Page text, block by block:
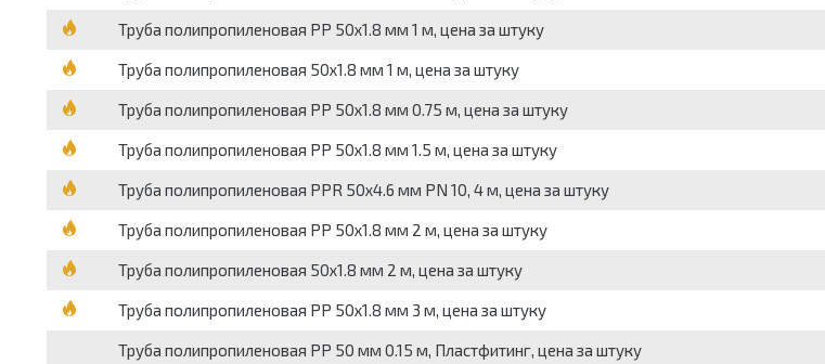
Труба полипропиленовая PP 50х1.8 мм 1 м, цена за штуку
Труба полипропиленовая 50х1.8 мм 1 м, цена за штуку
Труба полипропиленовая PP 50х1.8 мм 0.75 м, цена за штуку
Труба полипропиленовая PP 50х1.8 мм 1.5 м, цена за штуку
Труба полипропиленовая PPR 50х4.6 мм PN 10, 4 м, цена за штуку
Труба полипропиленовая PP 50х1.8 мм 2 м, цена за штуку
Труба полипропиленовая 50х1.8 мм 2 м, цена за штуку
Труба полипропиленовая PP 50х1.8 мм 3 м, цена за штуку
Труба полипропиленовая PP 50 мм 0.15 м, Пластфитинг, цена за штуку